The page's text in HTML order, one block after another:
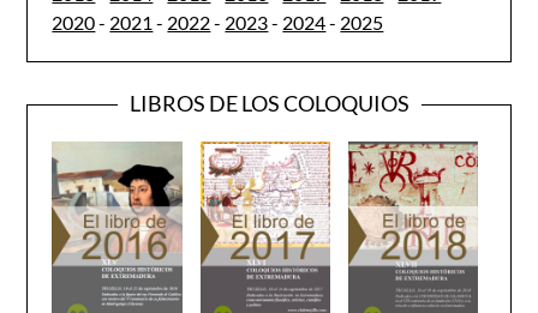
2020- 2021 - 2022- 2023- 2024- 2025
LIBROS DE LOS COLOQUIOS